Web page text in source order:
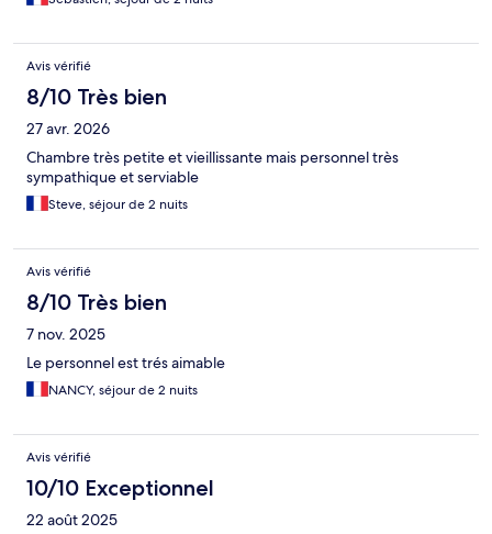
Avis vérifié
8/10 Très bien
27 avr. 2026
Chambre très petite et vieillissante mais personnel très
sympathique et serviable
Steve, séjour de 2 nuits
Avis vérifié
8/10 Très bien
7 nov. 2025
Le personnel est trés aimable
NANCY, séjour de 2 nuits
Avis vérifié
10/10 Exceptionnel
22 août 2025